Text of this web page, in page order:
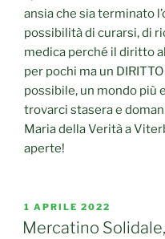
ansia che sia terminato
possibilità di curarsi, di
medica perché il diritto
per pochi ma un
possibile, un mondo più
trovarci stasera e
Maria della Verità a
aperte!
PUBBLICATO
IL
1 APRILE 2022
Mercatino